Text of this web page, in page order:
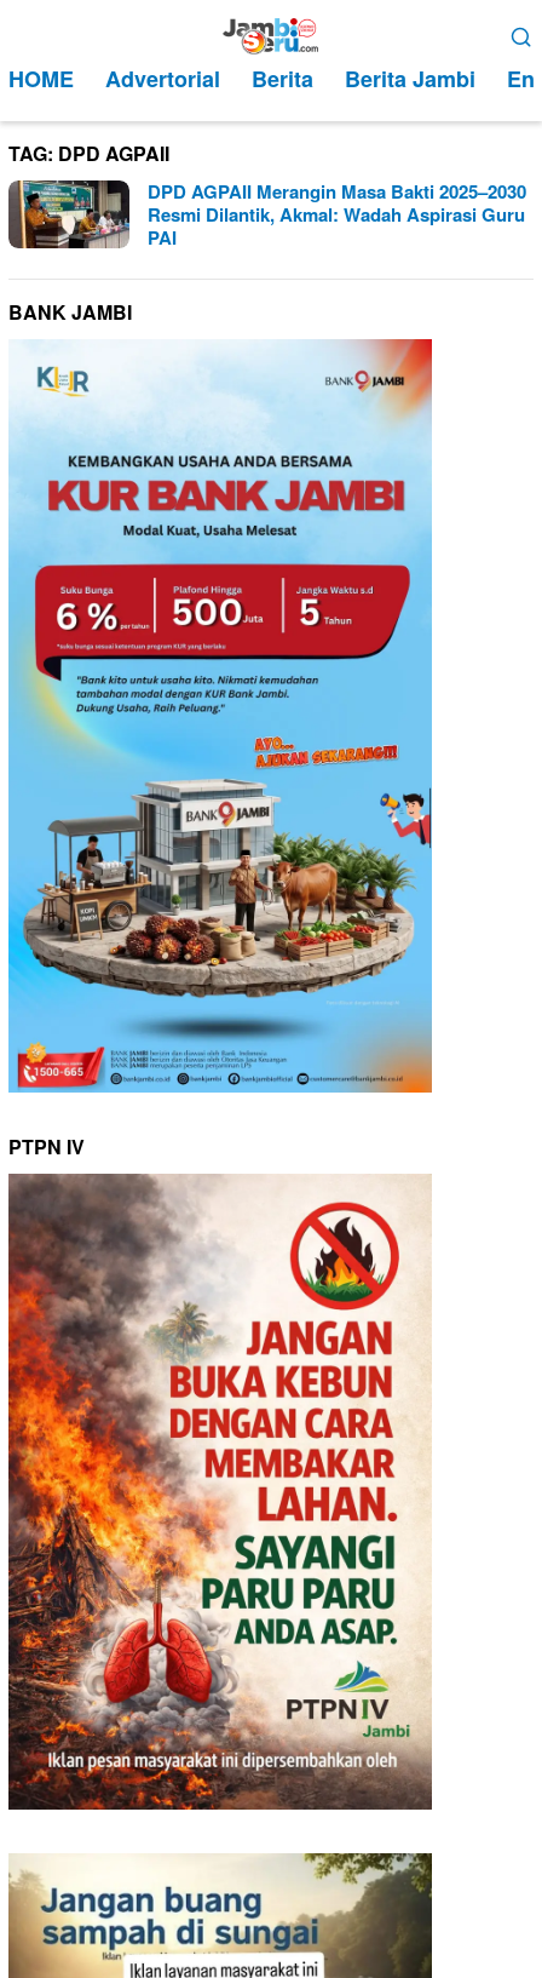
kontenMobile
HOME Advertorial Berita Berita Jambi
TAG: DPD AGPAII
DPD AGPAII Merangin Masa Bakti 2025–2030
Resmi Dilantik, Akmal: Wadah Aspirasi Guru
PAI
BANK JAMBI
PTPN IV